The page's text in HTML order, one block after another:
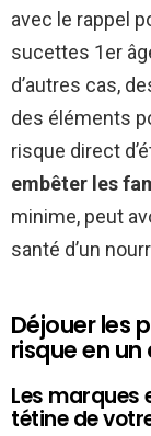
avec le rappel
sucettes 1er
d’autres cas,
des éléments
risque direct
embêter les
minime, peut
santé d’un
Déjouer les
risque en
Les marques
tétine de